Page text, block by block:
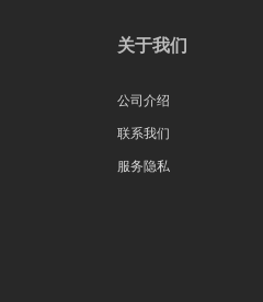
关于我们
公司介绍
联系我们
服务隐私